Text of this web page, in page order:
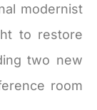
modernist
to restore
two new
room